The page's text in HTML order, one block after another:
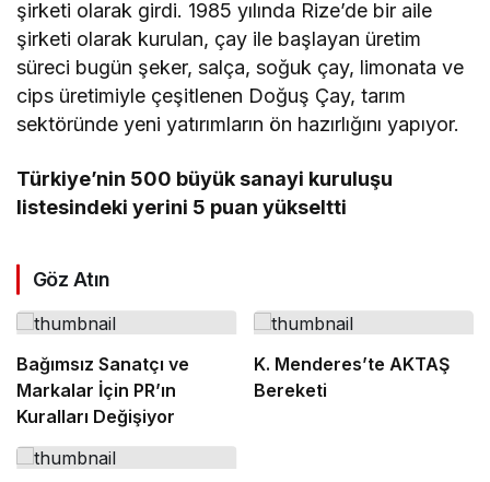
şirketi olarak girdi. 1985 yılında Rize’de bir aile
şirketi olarak kurulan, çay ile başlayan üretim
süreci bugün şeker, salça, soğuk çay, limonata ve
cips üretimiyle çeşitlenen Doğuş Çay, tarım
sektöründe yeni yatırımların ön hazırlığını yapıyor.
Türkiye’nin 500 büyük sanayi kuruluşu
listesindeki yerini 5 puan yükseltti
Göz Atın
Bağımsız Sanatçı ve
Markalar İçin PR’ın
Kuralları Değişiyor
K. Menderes’te AKTAŞ
Bereketi